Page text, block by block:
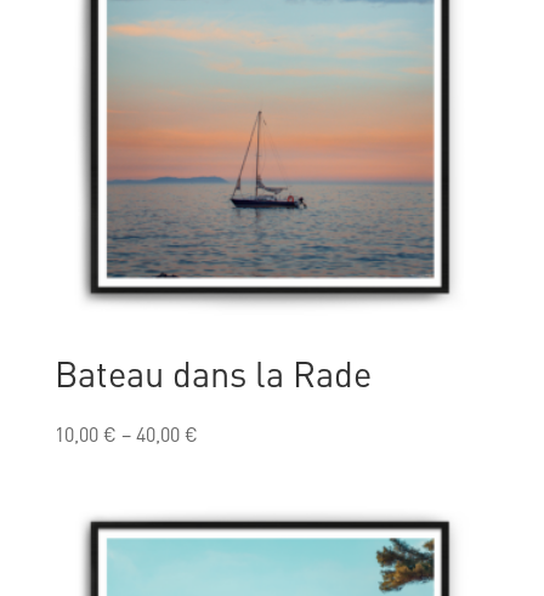
Bateau dans la Rade
10,00€ –40,00€